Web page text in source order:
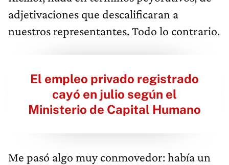
adjetivaciones que descalificaran a
nuestros representantes. Todo lo contrario.
El empleo privado registrado
cayó en julio según el
Ministerio de Capital Humano
Me pasó algo muy conmovedor: había un